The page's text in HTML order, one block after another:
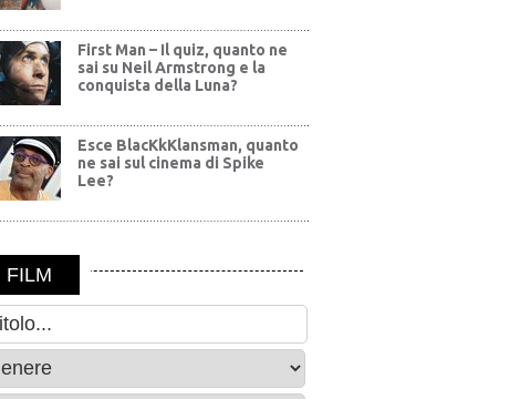
First Man – Il quiz, quanto ne
sai su Neil Armstrong e la
conquista della Luna?
Esce BlacKkKlansman, quanto
ne sai sul cinema di Spike
Lee?